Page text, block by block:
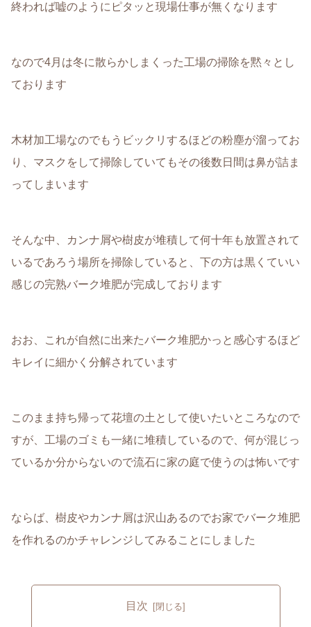
終われば嘘のようにピタッと現場仕事が無くなります
なので4月は冬に散らかしまくった工場の掃除を黙々とし
ております
木材加工場なのでもうビックリするほどの粉塵が溜ってお
り、マスクをして掃除していてもその後数日間は鼻が詰ま
ってしまいます
そんな中、カンナ屑や樹皮が堆積して何十年も放置されて
いるであろう場所を掃除していると、下の方は黒くていい
感じの完熟バーク堆肥が完成しております
おお、これが自然に出来たバーク堆肥かっと感心するほど
キレイに細かく分解されています
このまま持ち帰って花壇の土として使いたいところなので
すが、工場のゴミも一緒に堆積しているので、何が混じっ
ているか分からないので流石に家の庭で使うのは怖いです
ならば、樹皮やカンナ屑は沢山あるのでお家でバーク堆肥
を作れるのかチャレンジしてみることにしました
目次